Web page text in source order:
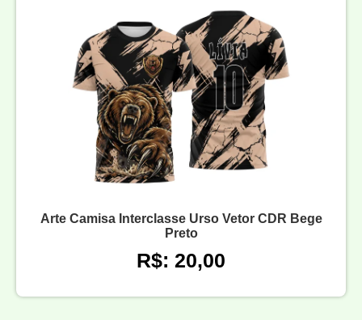
Arte Camisa Interclasse Urso Vetor CDR Bege
Preto
R$: 20,00